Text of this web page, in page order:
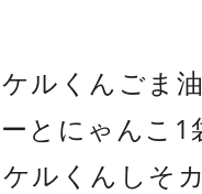
ルくんごま
とにゃんこ1
ルくんしそ